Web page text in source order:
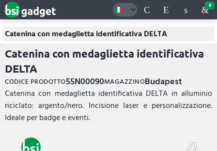
0
Catenina con medaglietta identificativa DELTA
Catenina con medaglietta identificativa
DELTA
CODICE PRODOTTO55N00090MAGAZZINOBudapest
Catenina con medaglietta identificativa DELTA in alluminio
riciclato: argento/nero. Incisione laser e personalizzazione.
Ideale per badge e eventi.